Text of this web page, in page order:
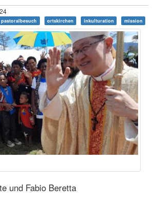
pastoralbesuch ortskirchen inkulturation mission
und Fabio Beretta